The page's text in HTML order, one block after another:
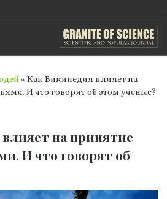
» Как Википедия влияет на
И что говорят об этом ученые?
на принятие
И что говорят об